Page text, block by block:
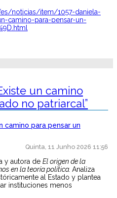
noticias/item/1057-daniela-
camino-para-pensar-un-
un camino
no patriarcal”
Quinta, 11 Junho 2026 11:56
y autora de El origen de la
en la teoría política. Analiza
al Estado y plantea
instituciones menos